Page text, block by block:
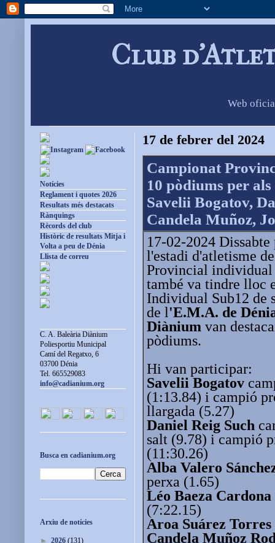
Club
Web
17 de febrer del 2024
Campionat
10 pòdiums per
Savelii Bogatov,
Candela Muñoz,
17-02-2024
l'estadi d'atletisme
Provincial
també va tindre lloc
Individual Sub12 de
de l'E.M.A. de
Diànium van
pòdiums.
Hi van participar:
Savelii Bogatov
(1:13.84) i campió
llargada (5.27)
Daniel Reig Such
salt (9.78) i campió
(11:30.26)
Alba Valero
perxa (1.65)
Léo Baeza Cardona
(7:22.15)
Aroa Suárez Torres
Candela Muñoz
Notícies
Reglament i quotes 2026
Resultats més destacats
Rànquings
Rècords del club
Històric de resultats Mitja i
Volta a peu de Dénia
Llista de correu
C. A. Baleària Diànium
Poliesportiu Municipal
Camí del Regatxo, 6
03700 Dénia
Tel. 665529083
info@cadianium.org
Busca en cadianium.org
Arxiu de notícies
► 2026 (131)